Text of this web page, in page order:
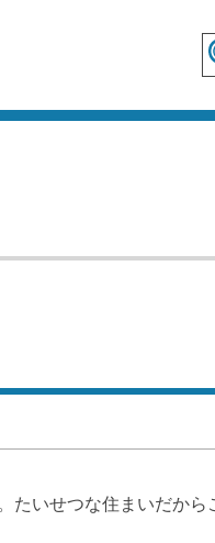
いせつな住まいだか